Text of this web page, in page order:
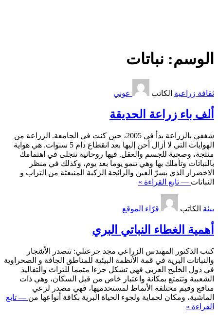
الوسم: نباتات
ثقافة زراعية الكاتب عوني
ألف باء زراعة الحديقة
شغفي بالزراعة بدأ في 2005، حين كنت في الجامعة. الزراعة من
الهوايات التي لا أزال أحن إليها بعد انقطاع دام 5 سنوات. هي هواية
منتجة، وصحية للجسم والعقل. فيها روحانية تتجلى في اهتمامك
بالنباتات وتأملك بها وهي تنمو يوما بعد يوم، وكذلك في منظر
الاخضرار الذي يسرّ العين والرائحة الزكية المنبعثة من التراب و
النباتات — تابع القراءة »
بيئة الكاتب قرّاء الموقع
أهمية الغطاء النباتي البري
كتب الدكتور المهندس الزراعي مجد جرعتلي: تتصدر الأشجار
والنباتات البرية في قمة الأنظمة البيئية للمناطق الجافة و الصحراوية
في دول الخليج العربي فهي تشكل جزءا متمما للتراث والتقاليد
الشعبية وتتمتع بمكانة واعتبار خاص من قبل السكان، وهي ذات
منافع وقيم مختلفة الأنماط لمستخدميها، فهي مصدر لرعي
الماشية، ومكان لحماية ولجوء الحياة البرية بكافة أنواعها من — تابع
القراءة »